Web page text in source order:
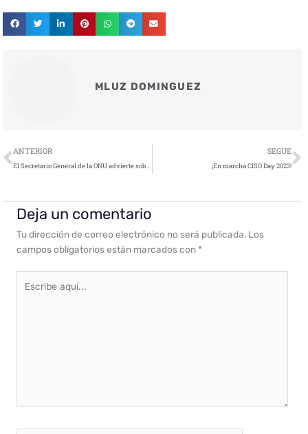
MLUZ DOMINGUEZ
Ant
ANTERIOR
El Secretario General de la ONU advierte sobre el «grave peligro global» de odio y desinformación en internet
SEGUE
¡En marcha CISO Day 2023!
Deja un comentario
Tu dirección de correo electrónico no será publicada. Los
campos obligatorios están marcados con *
aquí...